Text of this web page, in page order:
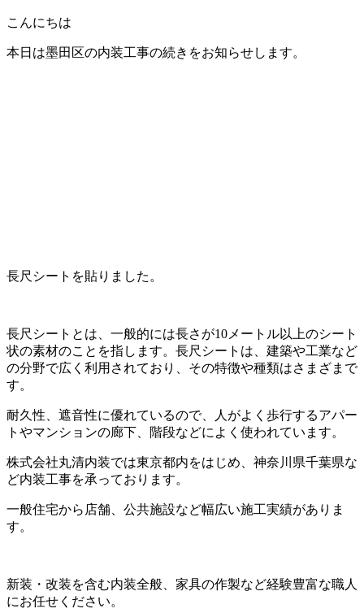
こんにちは
本日は墨田区の内装工事の続きをお知らせします。
長尺シートを貼りました。
長尺シートとは、一般的には長さが10メートル以上のシート
状の素材のことを指します。長尺シートは、建築や工業など
の分野で広く利用されており、その特徴や種類はさまざまで
す。
耐久性、遮音性に優れているので、人がよく歩行するアパー
トやマンションの廊下、階段などによく使われています。
株式会社丸清内装では東京都内をはじめ、神奈川県千葉県な
ど内装工事を承っております。
一般住宅から店舗、公共施設など幅広い施工実績がありま
す。
新装・改装を含む内装全般、家具の作製など経験豊富な職人
にお任せください。